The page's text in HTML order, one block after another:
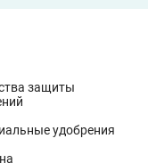
для
округа. Они
защиты
удобрения